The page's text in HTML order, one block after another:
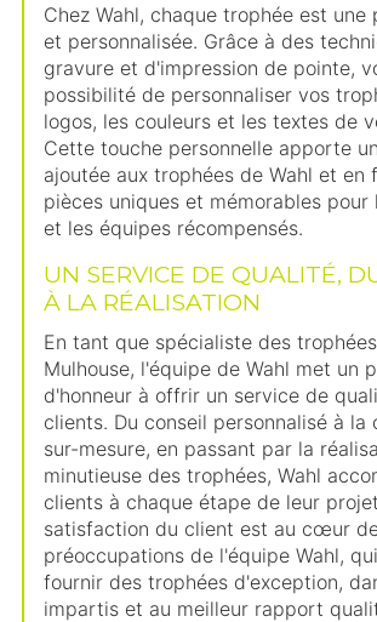
Chez Wahl, chaque trophée est une
et personnalisée. Grâce à des
gravure et d'impression de pointe,
possibilité de personnaliser vos
logos, les couleurs et les textes de
Cette touche personnelle apporte
ajoutée aux trophées de Wahl et en
pièces uniques et mémorables
et les équipes récompensés.
UN SERVICE DE QUALITÉ,
À LA RÉALISATION
En tant que spécialiste des
Mulhouse, l'équipe de Wahl met un
d'honneur à offrir un service de
clients. Du conseil personnalisé à la
sur-mesure, en passant par la
minutieuse des trophées, Wahl
clients à chaque étape de leur
satisfaction du client est au cœur
préoccupations de l'équipe Wahl,
fournir des trophées d'exception,
impartis et au meilleur rapport